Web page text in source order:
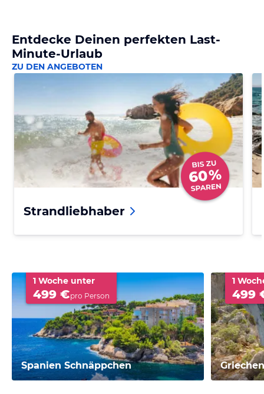
Entdecke Deinen perfekten Last-
Minute-Urlaub
ZU DEN ANGEBOTEN
Strandliebhaber
1 Woche unter
499 €pro Person
Spanien Schnäppchen
1
499